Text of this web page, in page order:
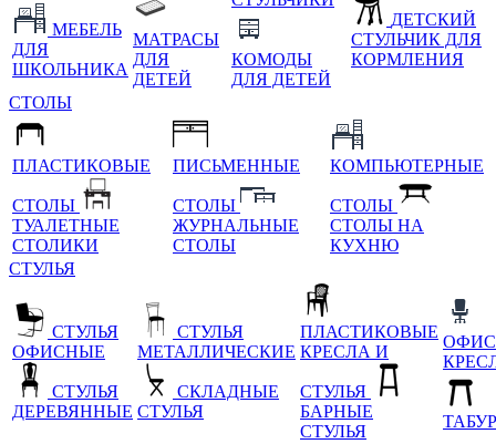
МЕБЕЛЬ
ДЛЯ
ШКОЛЬНИКА
МАТРАСЫ
ДЛЯ
ДЕТЕЙ
КОМОДЫ
ДЛЯ ДЕТЕЙ
ДЕТСКИЙ
СТУЛЬЧИК ДЛЯ
КОРМЛЕНИЯ
СТОЛЫ
ПЛАСТИКОВЫЕ
СТОЛЫ
ТУАЛЕТНЫЕ
СТОЛИКИ
ПИСЬМЕННЫЕ
СТОЛЫ
ЖУРНАЛЬНЫЕ
СТОЛЫ
КОМПЬЮТЕРНЫЕ
СТОЛЫ
СТОЛЫ НА
КУХНЮ
СТУЛЬЯ
СТУЛЬЯ
ОФИСНЫЕ
СТУЛЬЯ
ДЕРЕВЯННЫЕ
СТУЛЬЯ
МЕТАЛЛИЧЕСКИЕ
СКЛАДНЫЕ
СТУЛЬЯ
ПЛАСТИКОВЫЕ
КРЕСЛА И
СТУЛЬЯ
БАРНЫЕ
СТУЛЬЯ